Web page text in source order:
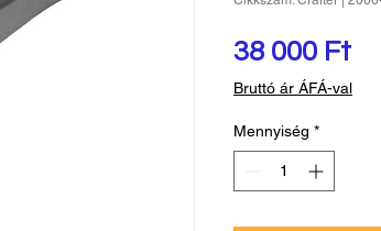
38 000 FtÁr
Bruttó ár ÁFÁ-val
Mennyiség *